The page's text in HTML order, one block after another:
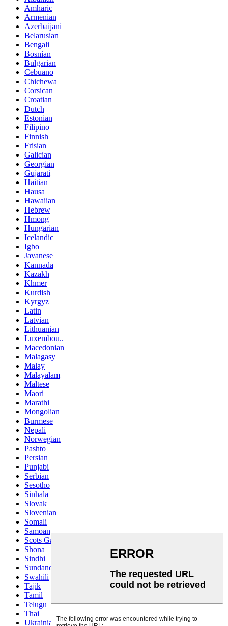
Amharic
Armenian
Azerbaijani
Belarusian
Bengali
Bosnian
Bulgarian
Cebuano
Chichewa
Corsican
Croatian
Dutch
Estonian
Filipino
Finnish
Frisian
Galician
Georgian
Gujarati
Haitian
Hausa
Hawaiian
Hebrew
Hmong
Hungarian
Icelandic
Igbo
Javanese
Kannada
Kazakh
Khmer
Kurdish
Kyrgyz
Latin
Latvian
Lithuanian
Luxembou..
Macedonian
Malagasy
Malay
Malayalam
Maltese
Maori
Marathi
Mongolian
Burmese
Nepali
Norwegian
Pashto
Persian
Punjabi
Serbian
Sesotho
Sinhala
Slovak
Slovenian
Somali
Samoan
Scots Gaelic
Shona
Sindhi
Sundanese
Swahili
Tajik
Tamil
Telugu
Thai
Ukrainian